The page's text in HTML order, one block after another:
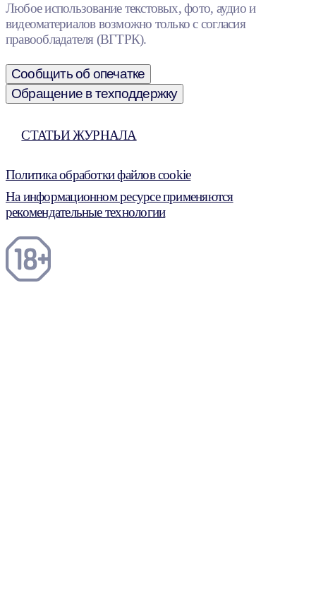
Любое использование текстовых, фото, аудио и
видеоматериалов возможно только с согласия
правообладателя (ВГТРК).
Сообщить об опечатке
Обращение в техподдержку
СТАТЬИ ЖУРНАЛА
Политика обработки файлов cookie
На информационном ресурсе применяются
рекомендательные технологии